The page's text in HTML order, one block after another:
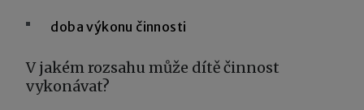
doba výkonu činnosti
V jakém rozsahu může dítě činnost
vykonávat?